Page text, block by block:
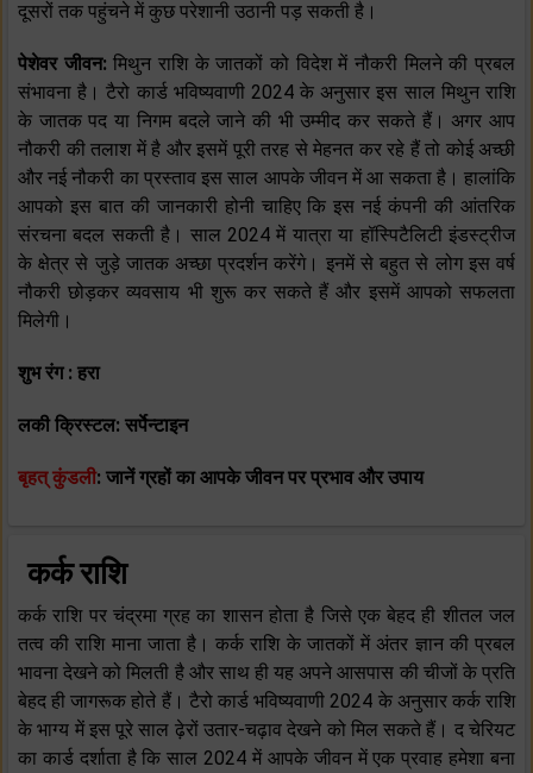
दूसरों तक पहुंचने में कुछ परेशानी उठानी पड़ सकती है।
पेशेवर जीवन: मिथुन राशि के जातकों को विदेश में नौकरी मिलने की प्रबल
संभावना है। टैरो कार्ड भविष्यवाणी 2024 के अनुसार इस साल मिथुन राशि
के जातक पद या निगम बदले जाने की भी उम्मीद कर सकते हैं। अगर आप
नौकरी की तलाश में है और इसमें पूरी तरह से मेहनत कर रहे हैं तो कोई अच्छी
और नई नौकरी का प्रस्ताव इस साल आपके जीवन में आ सकता है। हालांकि
आपको इस बात की जानकारी होनी चाहिए कि इस नई कंपनी की आंतरिक
संरचना बदल सकती है। साल 2024 में यात्रा या हॉस्पिटैलिटी इंडस्ट्रीज
के क्षेत्र से जुड़े जातक अच्छा प्रदर्शन करेंगे। इनमें से बहुत से लोग इस वर्ष
नौकरी छोड़कर व्यवसाय भी शुरू कर सकते हैं और इसमें आपको सफलता
मिलेगी।
शुभ रंग : हरा
लकी क्रिस्टल: सर्पेन्टाइन
बृहत् कुंडली: जानें ग्रहों का आपके जीवन पर प्रभाव और उपाय
कर्क राशि
कर्क राशि पर चंद्रमा ग्रह का शासन होता है जिसे एक बेहद ही शीतल जल
तत्व की राशि माना जाता है। कर्क राशि के जातकों में अंतर ज्ञान की प्रबल
भावना देखने को मिलती है और साथ ही यह अपने आसपास की चीजों के प्रति
बेहद ही जागरूक होते हैं। टैरो कार्ड भविष्यवाणी 2024 के अनुसार कर्क राशि
के भाग्य में इस पूरे साल ढ़ेरों उतार-चढ़ाव देखने को मिल सकते हैं। द चेरियट
का कार्ड दर्शाता है कि साल 2024 में आपके जीवन में एक प्रवाह हमेशा बना